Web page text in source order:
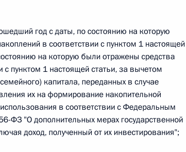
г. № 252-ФЗ
водного транспорта Российской Федерации и статью 1
измерений»
г. № 250-ФЗ
Федерации об административных правонарушениях
год с даты, по состоянию на которую
в соответствии с пунктом 1 настоящей
на которую были отражены средства
с пунктом 1 настоящей статьи, за вычетом
капитала, переданных в случае
их на формирование накопительной
в соответствии с Федеральным
ФЗ "О дополнительных мерах государственной
доход, полученный от их инвестирования";